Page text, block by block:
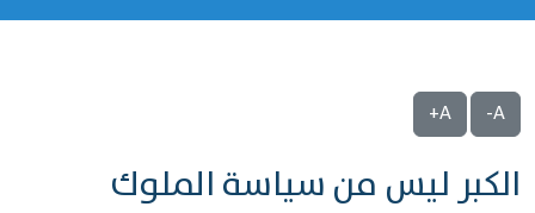
A-
A+
الكبر ليس من سياسة الملوك